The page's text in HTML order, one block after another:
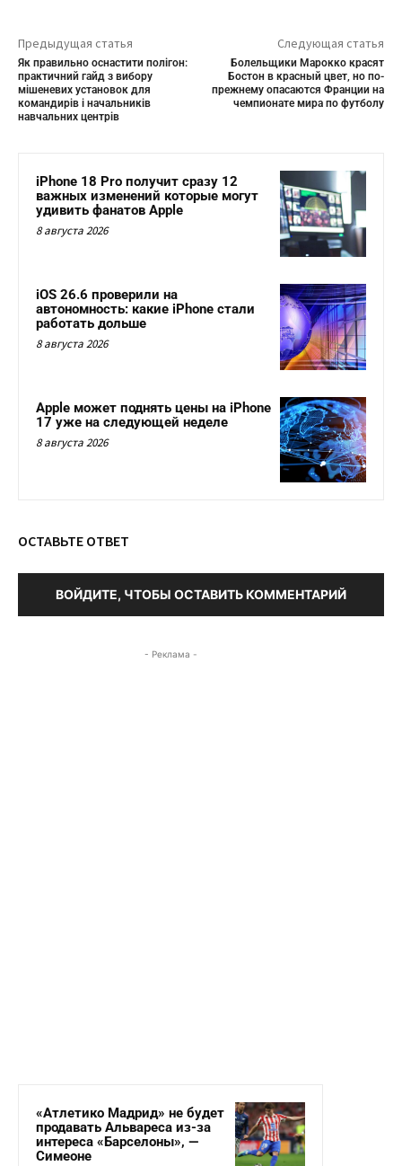
Предыдущая статья
Як правильно оснастити полігон:
практичний гайд з вибору
мішеневих установок для
командирів і начальників
навчальних центрів
Следующая статья
Болельщики Марокко красят
Бостон в красный цвет, но по-
прежнему опасаются Франции на
чемпионате мира по футболу
iPhone 18 Pro получит сразу 12
важных изменений которые могут
удивить фанатов Apple
8 августа 2026
iOS 26.6 проверили на
автономность: какие iPhone стали
работать дольше
8 августа 2026
Apple может поднять цены на iPhone
17 уже на следующей неделе
8 августа 2026
ОСТАВЬТЕ ОТВЕТ
ВОЙДИТЕ, ЧТОБЫ ОСТАВИТЬ КОММЕНТАРИЙ
- Реклама -
«Атлетико Мадрид» не будет
продавать Альвареса из-за
интереса «Барселоны», —
Симеоне